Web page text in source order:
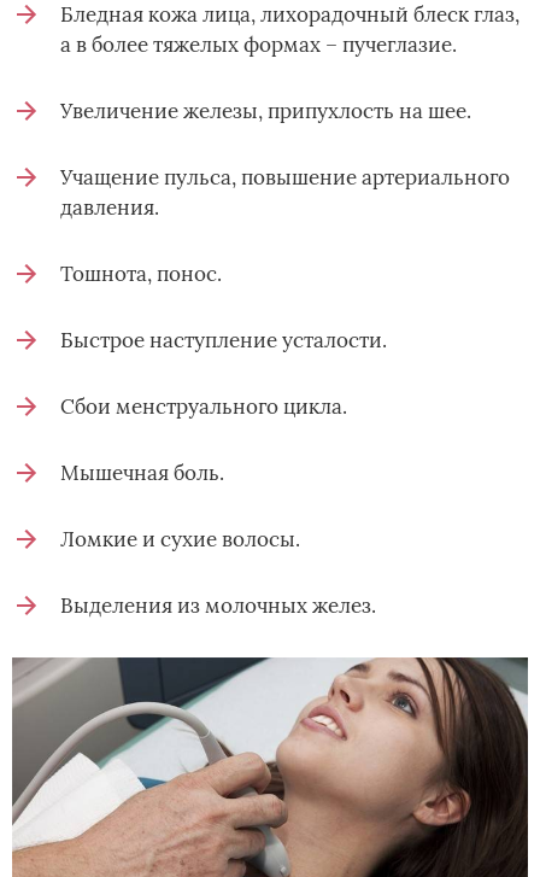
Бледная кожа лица, лихорадочный блеск глаз,
а в более тяжелых формах – пучеглазие.
Увеличение железы, припухлость на шее.
Учащение пульса, повышение артериального
давления.
Тошнота, понос.
Быстрое наступление усталости.
Сбои менструального цикла.
Мышечная боль.
Ломкие и сухие волосы.
Выделения из молочных желез.